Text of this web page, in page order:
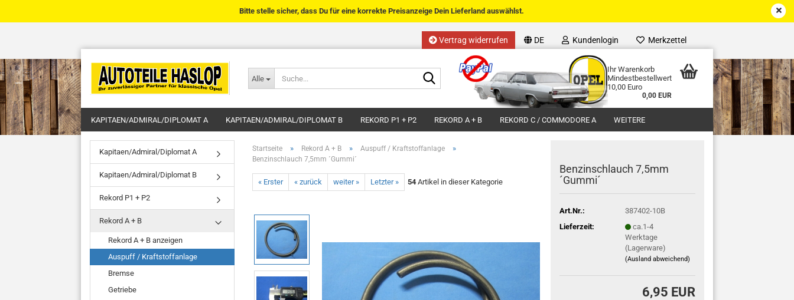
Vertrag widerrufen DE
Sprache auswählen
Lieferland
Kundenlogin
Passwort
Merkzettel
Alle
Suche...
Ihr Warenkorb
Mindestbestellwert
10,00 Euro
0,00 EUR
Bitte stelle sicher, dass Du für eine korrekte Preisanzeige Dein Lieferland auswählst.
KAPITAEN/ADMIRAL/DIPLOMAT A KAPITAEN/ADMIRAL/DIPLOMAT B REKORD P1 + P2 REKORD A + B REKORD C / COMMODORE A WEITERE
Startseite » Rekord A + B » Auspuff / Kraftstoffanlage »
Benzinschlauch 7,5mm ´Gummi´
« Erster « zurück weiter » Letzter » 54 Artikel in dieser Kategorie
Benzinschlauch 7,5mm
´Gummi´
Art.Nr.:
387402-10B
Lieferzeit:
ca.1-4
Werktage
(Lagerware)
(Ausland abweichend)
6,95 EUR
Kapitaen/Admiral/Diplomat A
Kapitaen/Admiral/Diplomat B
Rekord P1 + P2
Rekord A + B
Rekord A + B anzeigen
Auspuff / Kraftstoffanlage
Bremse
Getriebe